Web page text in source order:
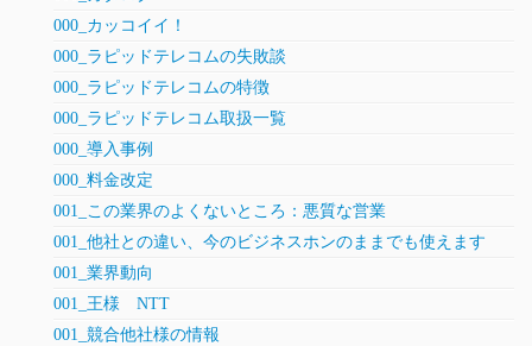
000_カッコイイ！
000_ラピッドテレコムの失敗談
000_ラピッドテレコムの特徴
000_ラピッドテレコム取扱一覧
000_導入事例
000_料金改定
001_この業界のよくないところ：悪質な営業
001_他社との違い、今のビジネスホンのままでも使えます
001_業界動向
001_王様 NTT
001_競合他社様の情報